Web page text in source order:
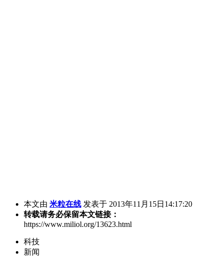
本文由 米粒在线 发表于 2013年11月15日14:17:20
转载请务必保留本文链接：
https://www.miliol.org/13623.html
科技
新闻